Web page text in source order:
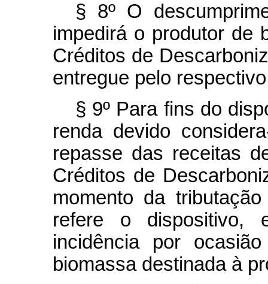
§ 8º O
impedirá o produtor de
Créditos de
entregue pelo
§ 9º Para fins do
renda devido
repasse das receitas
Créditos de
momento da
refere o
incidência por
biomassa destinada à